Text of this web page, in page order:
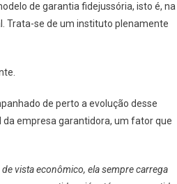
de garantia fidejussória, isto é, na
Trata-se de um instituto plenamente
de perto a evolução desse
empresa garantidora, um fator que
vista econômico, ela sempre carrega